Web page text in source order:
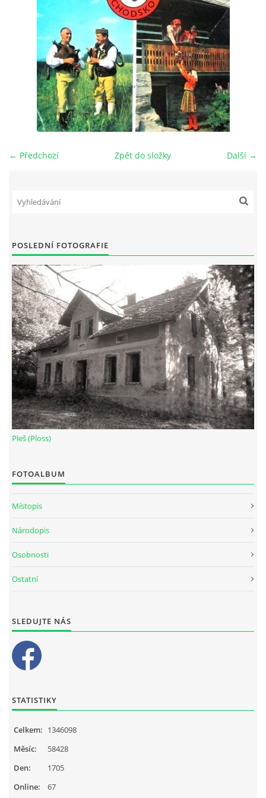
DŮL NA SLÍDU (NA KOLE)
Kontakt:
tel. 773 916 275
info@domdej.cz
Tento projekt je realizován za finanční podpory
← Předchozí Další →
Zpět do složky
POSLEDNÍ FOTOGRAFIE
Pleš (Ploss)
FOTOALBUM
Místopis
Národopis
Osobnosti
Ostatní
SLEDUJTE NÁS
STATISTIKY
Online: 67
Celkem: 1346098
Měsíc:
58428
Den:
1705